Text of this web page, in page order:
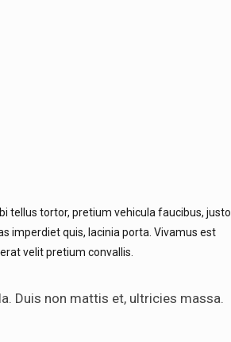
tellus tortor, pretium vehicula faucibus, justo
imperdiet quis, lacinia porta. Vivamus est
velit pretium convallis.
Duis non mattis et, ultricies massa.